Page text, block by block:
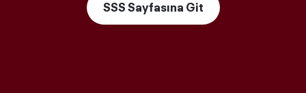
SSS Sayfasına Git